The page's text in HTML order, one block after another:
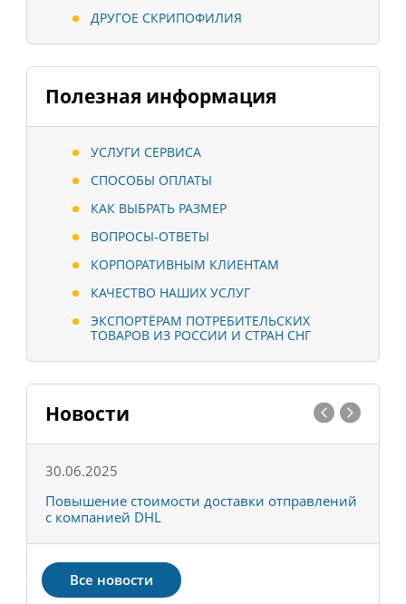
ДРУГОЕ СКРИПОФИЛИЯ
Полезная информация
УСЛУГИ СЕРВИСА
СПОСОБЫ ОПЛАТЫ
КАК ВЫБРАТЬ РАЗМЕР
ВОПРОСЫ-ОТВЕТЫ
КОРПОРАТИВНЫМ КЛИЕНТАМ
КАЧЕСТВО НАШИХ УСЛУГ
ЭКСПОРТЁРАМ ПОТРЕБИТЕЛЬСКИХ
ТОВАРОВ ИЗ РОССИИ И СТРАН СНГ
Новости
30.06.2025
Повышение стоимости доставки отправлений
с компанией DHL
Все новости